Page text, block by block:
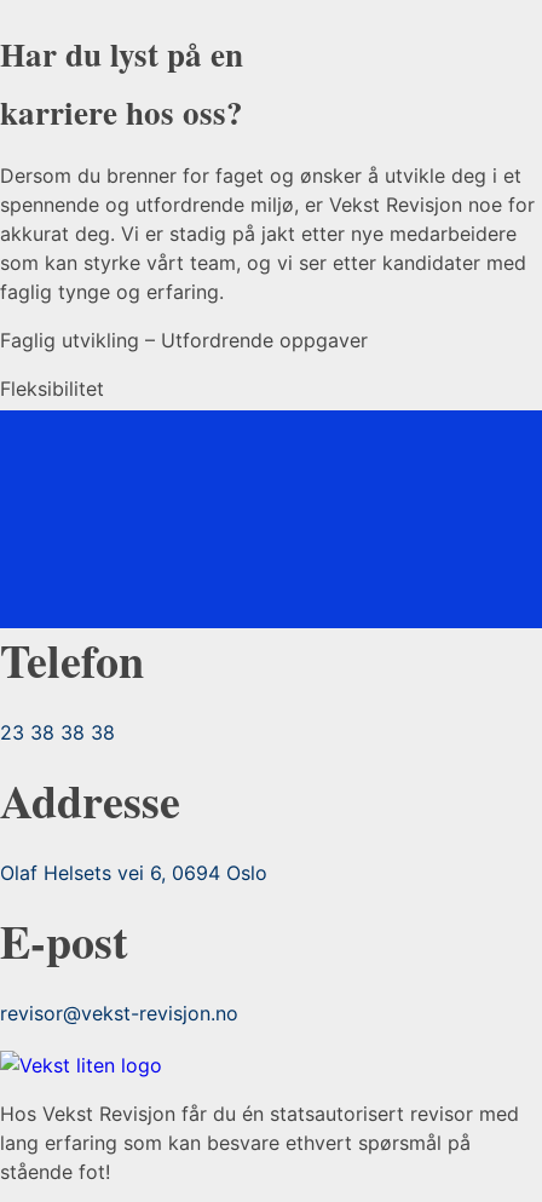
Har du lyst på en
karrierehos oss?
Dersom du brenner for faget og ønsker å utvikle deg i et
spennende og utfordrende miljø, er Vekst Revisjon noe for
akkurat deg. Vi er stadig på jakt etter nye medarbeidere
som kan styrke vårt team, og vi ser etter kandidater med
faglig tynge og erfaring.
Faglig utvikling – Utfordrende oppgaver
Fleksibilitet
Telefon
23 38 38 38
Addresse
Olaf Helsets vei 6, 0694 Oslo
E-post
revisor@vekst-revisjon.no
Hos Vekst Revisjon får du én statsautorisert revisor med
lang erfaring som kan besvare ethvert spørsmål på
stående fot!